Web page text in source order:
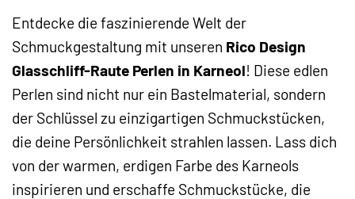
Entdecke die faszinierende Welt der
Schmuckgestaltung mit unseren Rico Design
Glasschliff-Raute Perlen in Karneol! Diese edlen
Perlen sind nicht nur ein Bastelmaterial, sondern
der Schlüssel zu einzigartigen Schmuckstücken,
die deine Persönlichkeit strahlen lassen. Lass dich
von der warmen, erdigen Farbe des Karneols
inspirieren und erschaffe Schmuckstücke, die